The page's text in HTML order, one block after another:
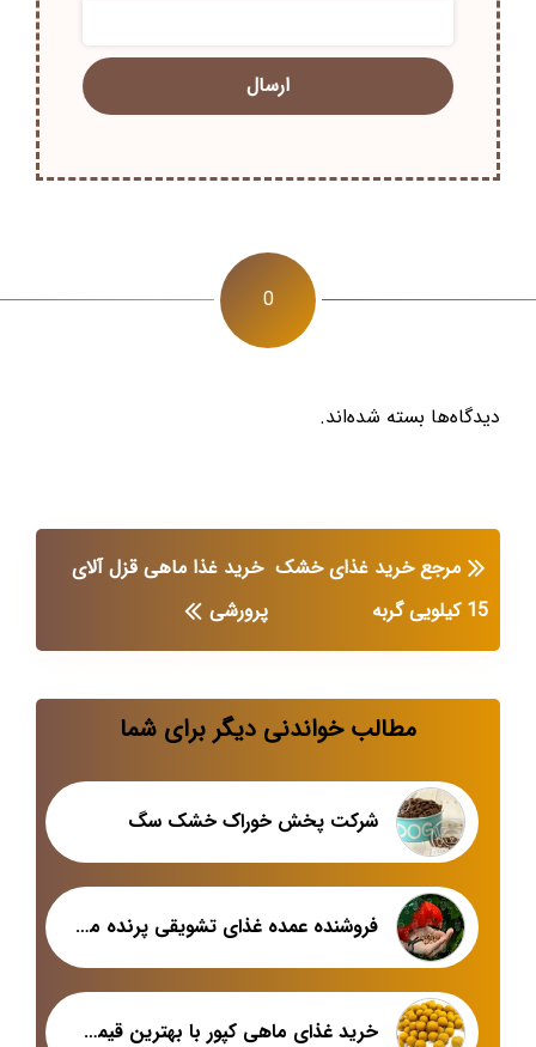
0
دیدگاه‌ها بسته شده‌اند.
مرجع خرید غذای خشک
15 کیلویی گربه
خرید غذا ماهی قزل آلای
پرورشی
مطالب خواندنی دیگر برای شما
شرکت پخش خوراک خشک سگ
فروشنده عمده غذای تشویقی پرنده مخصوص طوطی
خرید غذای ماهی کپور با بهترین قیمت در بازار اصفهان